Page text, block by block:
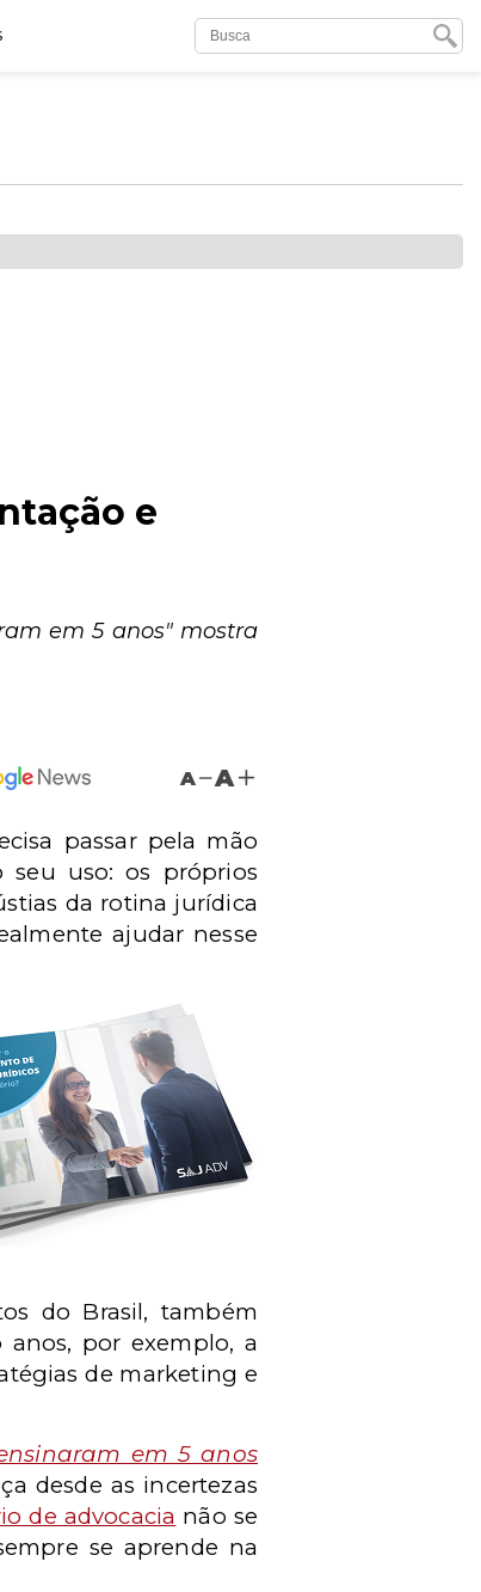
e
em 5 anos" mostra
A A
passar pela mão
seu uso: os próprios
da rotina jurídica
ajudar nesse
do Brasil, também
por exemplo, a
de marketing e
em 5 anos
desde as incertezas
de advocacia não se
se aprende na